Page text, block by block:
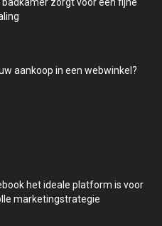
badkamer zorgt voor een fijne
aankoop in een webwinkel?
het ideale platform is voor
marketingstrategie